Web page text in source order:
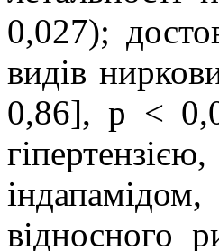
0,027);
видів
0,86], р <
відносного